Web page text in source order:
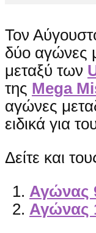
Τον
δύο αγώνες
μεταξύ των
της Mega
αγώνες
ειδικά για
Δείτε και
Αγώνας
Αγώνας